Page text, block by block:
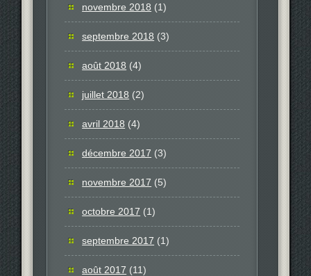
novembre 2018 (1)
septembre 2018 (3)
août 2018 (4)
juillet 2018 (2)
avril 2018 (4)
décembre 2017 (3)
novembre 2017 (5)
octobre 2017 (1)
septembre 2017 (1)
août 2017 (11)